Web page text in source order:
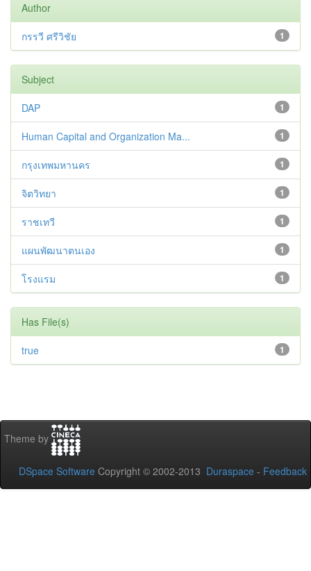
Author
1
กรรวี ศรีวิชัย
Subject
1
DAP
1
Human Capital and Organization Ma...
1
กรุงเทพมหานคร
1
จิตวิทยา
1
ราชเทวี
1
แผนพัฒนาตนเอง
1
โรงแรม
Has File(s)
1
true
Theme by
DSpace Software Copyright © 2002-2013 Duraspace - Feedback